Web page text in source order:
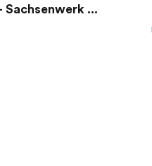
Sachsenwerk ...